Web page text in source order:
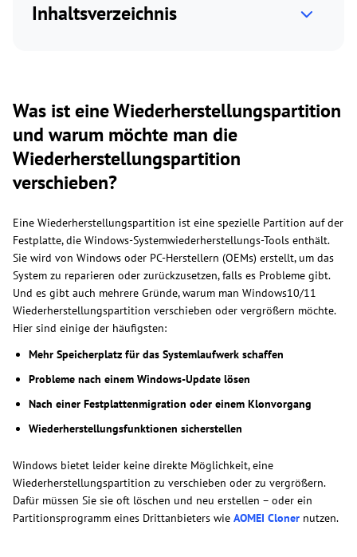
Inhaltsverzeichnis
Was ist eine Wiederherstellungspartition
und warum möchte man die
Wiederherstellungspartition
verschieben?
Eine Wiederherstellungspartition ist eine spezielle Partition auf der
Festplatte, die Windows-Systemwiederherstellungs-Tools enthält.
Sie wird von Windows oder PC-Herstellern (OEMs) erstellt, um das
System zu reparieren oder zurückzusetzen, falls es Probleme gibt.
Und es gibt auch mehrere Gründe, warum man Windows10/11
Wiederherstellungspartition verschieben oder vergrößern möchte.
Hier sind einige der häufigsten:
Mehr Speicherplatz für das Systemlaufwerk schaffen
Probleme nach einem Windows-Update lösen
Nach einer Festplattenmigration oder einem Klonvorgang
Wiederherstellungsfunktionen sicherstellen
Windows bietet leider keine direkte Möglichkeit, eine
Wiederherstellungspartition zu verschieben oder zu vergrößern.
Dafür müssen Sie sie oft löschen und neu erstellen – oder ein
Partitionsprogramm eines Drittanbieters wie AOMEI Cloner nutzen.